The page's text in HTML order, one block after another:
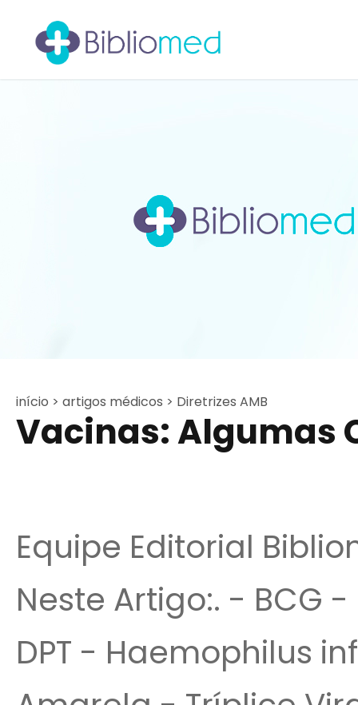
início > artigos médicos > Diretrizes AMB
Vacinas: Algumas
Equipe Editorial
Neste Artigo:. - BCG
DPT - Haemophilus